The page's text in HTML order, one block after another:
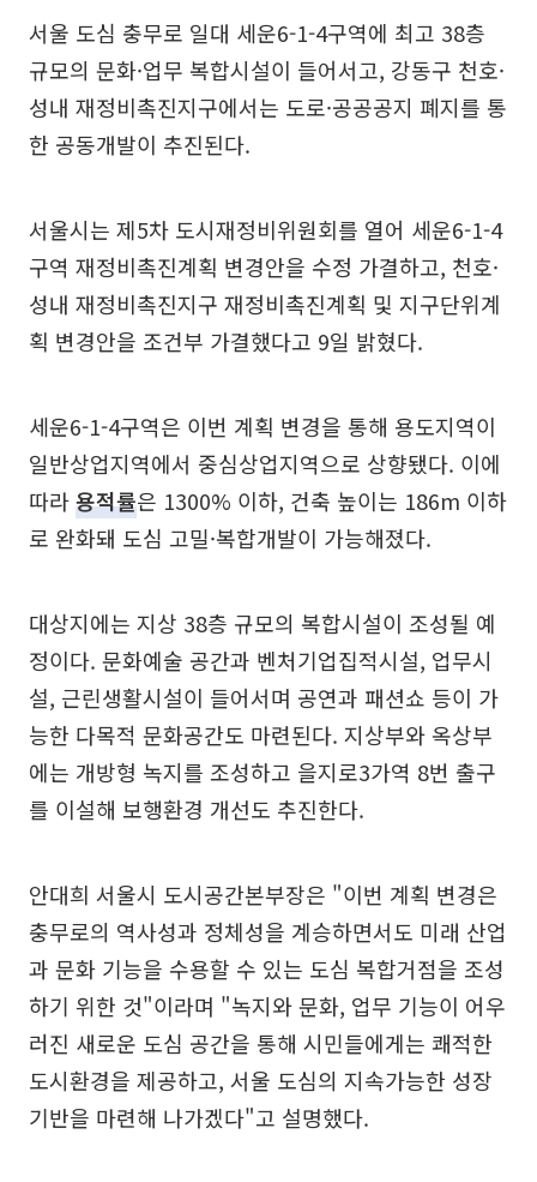
서울 도심 충무로 일대 세운6-1-4구역에 최고 38층
규모의 문화·업무 복합시설이 들어서고, 강동구 천호·
성내 재정비촉진지구에서는 도로·공공공지 폐지를 통
한 공동개발이 추진된다.
서울시는 제5차 도시재정비위원회를 열어 세운6-1-4
구역 재정비촉진계획 변경안을 수정 가결하고, 천호·
성내 재정비촉진지구 재정비촉진계획 및 지구단위계
획 변경안을 조건부 가결했다고 9일 밝혔다.
세운6-1-4구역은 이번 계획 변경을 통해 용도지역이
일반상업지역에서 중심상업지역으로 상향됐다. 이에
따라용적률은 1300% 이하, 건축 높이는 186m 이하
로 완화돼 도심 고밀·복합개발이 가능해졌다.
대상지에는 지상 38층 규모의 복합시설이 조성될 예
정이다. 문화예술 공간과 벤처기업집적시설, 업무시
설, 근린생활시설이 들어서며 공연과 패션쇼 등이 가
능한 다목적 문화공간도 마련된다. 지상부와 옥상부
에는 개방형 녹지를 조성하고 을지로3가역 8번 출구
를 이설해 보행환경 개선도 추진한다.
안대희 서울시 도시공간본부장은 "이번 계획 변경은
충무로의 역사성과 정체성을 계승하면서도 미래 산업
과 문화 기능을 수용할 수 있는 도심 복합거점을 조성
하기 위한 것"이라며 "녹지와 문화, 업무 기능이 어우
러진 새로운 도심 공간을 통해 시민들에게는 쾌적한
도시환경을 제공하고, 서울 도심의 지속가능한 성장
기반을 마련해 나가겠다"고 설명했다.